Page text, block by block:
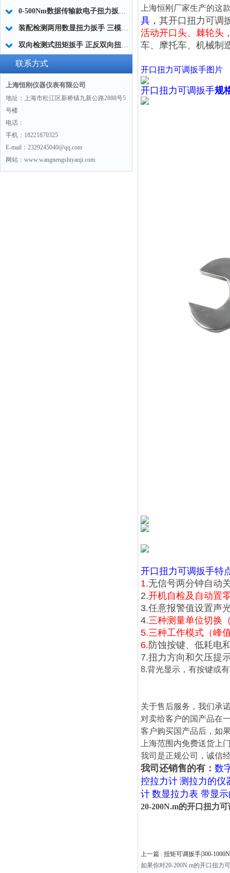
0-500Nm数据传输款电子扭力扳手,信号输出追溯扭矩值的扭矩扳手
装配检测两用数显扭力扳手 三模式切换扭矩扳手 工业紧固测量力矩扳手品牌
双向检测式扭矩扳手 正反双向扭力测试检测扳手 正旋反旋力矩扳手厂家
联系方式
上海恒刚仪器仪表有限公司
地址：上海市松江区新桥镇九新公路2888号5
号楼
电话：
手机：18221870325
E-mail：2329245040@qq.com
网站：www.wangnengshiyanji.com
上海恒刚厂家生产的这
具， 其开口扭力可调
活动开口头、 棘轮头
车、摩托车、机械制
开口扭力可调扳手图片
开口扭力可调扳手规
开口扭力可调扳手特
1.无信号两分钟自动
2.开机自检及自动置
3.任意报警值设置声
4.三种测量单位切换
5.三种工作模式（峰
6. 防蚀按键、低耗电
7.扭力方向和欠压提
8.背光显示，有按键或
关于售后服务，我们承
对卖给客户的国产品在
客户购买国产品后，如
上海范围内免费送货上
我司是正规公司，诚信
我司还销售的有： 数
控拉力计 测拉力的仪
计 数显拉力表 带显
20-200N.m的开口扭力
上一篇 : 扭矩可调扳手|300-
如果你对20-200N.m的开口扭力